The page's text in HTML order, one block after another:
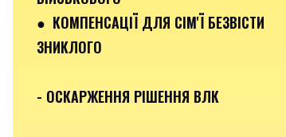
● КОМПЕНСАЦІЇ ДЛЯ СІМ'Ї БЕЗВІСТИ
ЗНИКЛОГО
- ОСКАРЖЕННЯ РІШЕННЯ ВЛК